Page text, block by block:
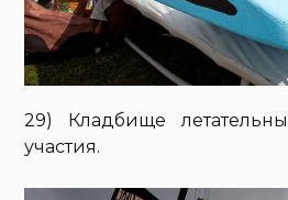
29) Кладбище
участия.